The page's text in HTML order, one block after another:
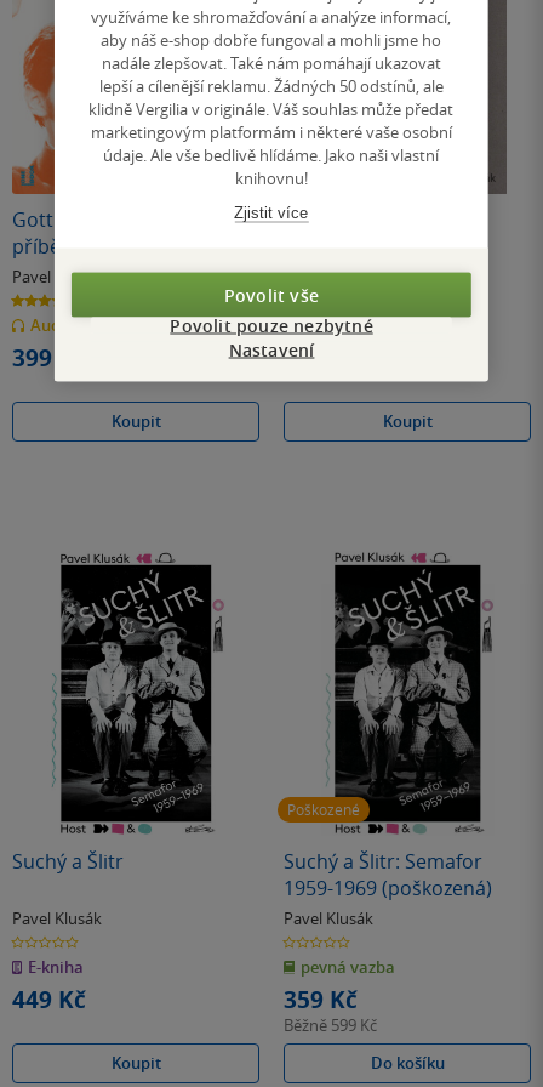
Gott – Československý
příběh
Pavel Klusák
3.6
z
5
hvězdiček
Audiokniha(mp3)
399 Kč
Koupit
Ženská práce
Pavel Klusák
0.0
5
hvězdiček
E-kniha
339 Kč
Koupit
Suchý a Šlitr
Pavel Klusák
0.0
z
5
hvězdiček
E-kniha
449 Kč
Koupit
Poškozené
Suchý a Šlitr: Semafor
1959-1969 (poškozená)
Pavel Klusák
0.0
z
5
hvězdiček
pevná vazba
359 Kč
Běžně 599 Kč
Do košíku
využíváme ke shromažďování a analýze informací,
aby náš e-shop dobře fungoval a mohli jsme ho
nadále zlepšovat. Také nám pomáhají ukazovat
lepší a cílenější reklamu. Žádných 50 odstínů, ale
klidně Vergilia v originále. Váš souhlas může předat
marketingovým platformám i některé vaše osobní
údaje. Ale vše bedlivě hlídáme. Jako naši vlastní
knihovnu!
Zjistit více
Povolit vše
Povolit pouze nezbytné
Nastavení